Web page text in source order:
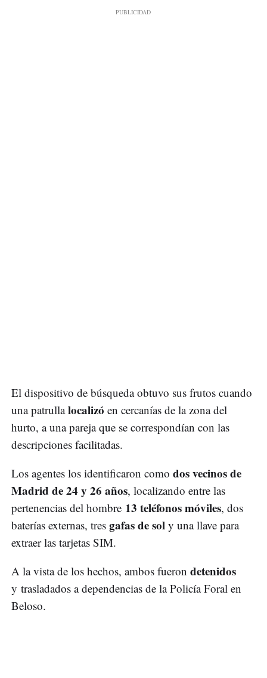
El dispositivo de búsqueda obtuvo sus frutos cuando
una patrullalocalizó en cercanías de la zona del
hurto, a una pareja que se correspondían con las
descripciones facilitadas.
Los agentes los identificaron como dos vecinos de
Madrid de 24 y 26 años, localizando entre las
pertenencias del hombre 13 teléfonos móviles, dos
baterías externas, tres gafas de sol y una llave para
extraer las tarjetas SIM.
A la vista de los hechos, ambos fueron detenidos
y trasladados a dependencias de la Policía Foral en
Beloso.